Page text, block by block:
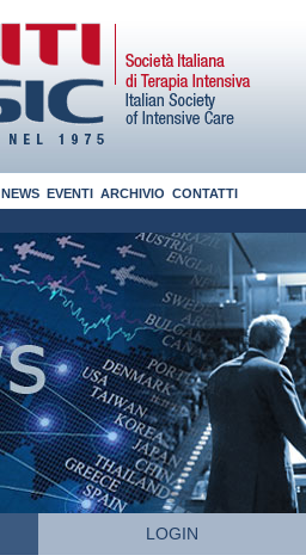
NEWS EVENTI ARCHIVIO CONTATTI
LOGIN